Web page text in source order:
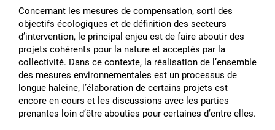
Concernant les mesures de compensation, sorti des
objectifs écologiques et de définition des secteurs
dʼintervention, le principal enjeu est de faire aboutir des
projets cohérents pour la nature et acceptés par la
collectivité. Dans ce contexte, la réalisation de lʼensemble
des mesures environnementales est un processus de
longue haleine, lʼélaboration de certains projets est
encore en cours et les discussions avec les parties
prenantes loin dʼêtre abouties pour certaines dʼentre elles.